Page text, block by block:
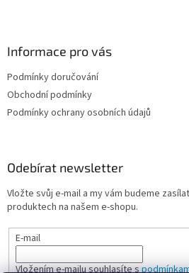
Informace pro vás
Podmínky doručování
Obchodní podmínky
Podmínky ochrany osobních údajů
Odebírat newsletter
Vložte svůj e-mail a my vám budeme
produktech na našem e-shopu.
E-mail
Vložením e-mailu souhlasíte s